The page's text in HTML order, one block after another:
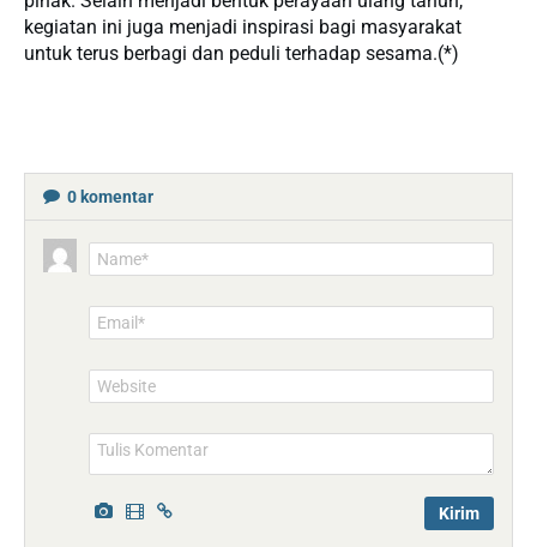
kegiatan ini juga menjadi inspirasi bagi masyarakat
untuk terus berbagi dan peduli terhadap sesama.(*)
0 komentar
Name*
Email*
Website